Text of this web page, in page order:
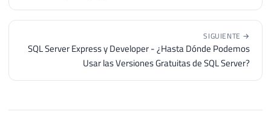
SIGUIENTE →
SQL Server Express y Developer - ¿Hasta Dónde Podemos
Usar las Versiones Gratuitas de SQL Server?